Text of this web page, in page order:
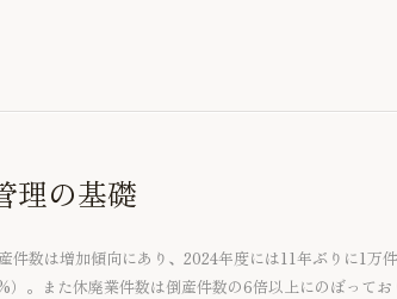
理の基礎
件数は増加傾向にあり、2024年度には11年ぶりに1万
）。また休廃業件数は倒産件数の6倍以上にのぼってお